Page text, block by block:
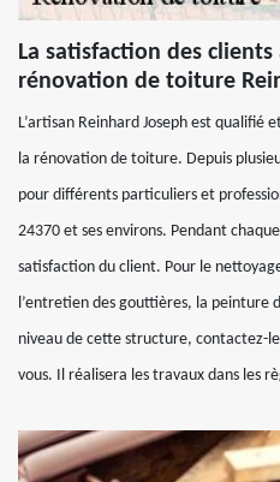
La satisfaction des clients
rénovation de toiture
L’artisan Reinhard Joseph est qualifié
la rénovation de toiture. Depuis
pour différents particuliers et
24370 et ses environs. Pendant
satisfaction du client. Pour le
l’entretien des gouttières, la peinture
niveau de cette structure, contactez-
vous. Il réalisera les travaux dans les